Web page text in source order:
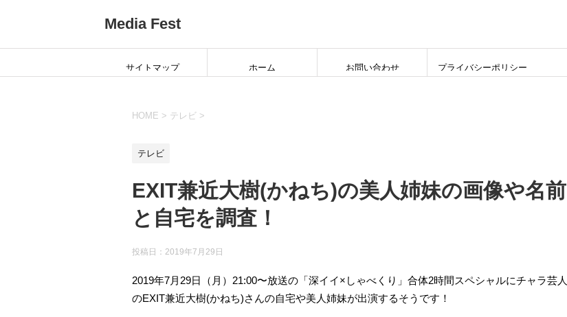
Media Fest
サイトマップ ホーム お問い合わせ プライバシーポリシー
HOME > テレビ >
テレビ
EXIT兼近大樹(かねち)の美人姉妹の画像や名前
と自宅を調査！
投稿日： 2019年7月29日
2019年7月29日（月）21:00〜放送の「深イイ×しゃべくり」合体2時間スペシャルにチャラ芸人
のEXIT兼近大樹(かねち)さんの自宅や美人姉妹が出演するそうです！